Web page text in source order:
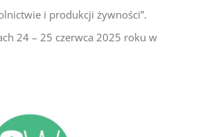
i produkcji żywności”.
24 – 25 czerwca 2025 roku w